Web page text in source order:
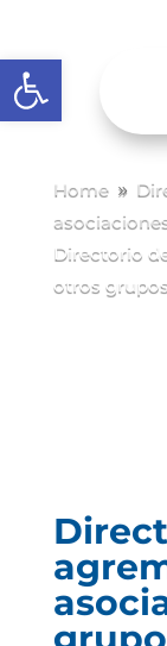
Abrir barra de
Home 9
Directorio
otros